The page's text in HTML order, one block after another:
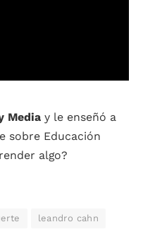
Media y le enseñó a
sobre Educación
algo?
leandro cahn